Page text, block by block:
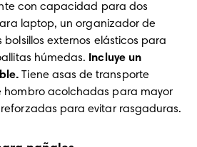
con capacidad para dos
laptop, un organizador de
externos elásticos para
húmedas.
Incluye un
Tiene asas de transporte
hombro acolchadas para mayor
para evitar rasgaduras.